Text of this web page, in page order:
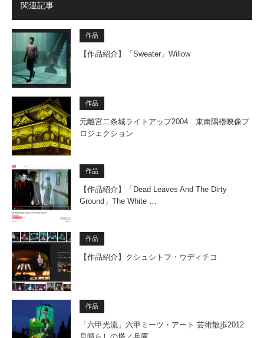
関連記事
作品
【作品紹介】「Sweater」Willow
作品
元離宮二条城ライトアップ2004 東南隅櫓映像プ
ロジェクション
作品
【作品紹介】「Dead Leaves And The Dirty
Ground」The White …
作品
【作品紹介】クシュシトフ・ウディチコ
作品
「六甲光流」六甲ミーツ・アート 芸術散歩2012